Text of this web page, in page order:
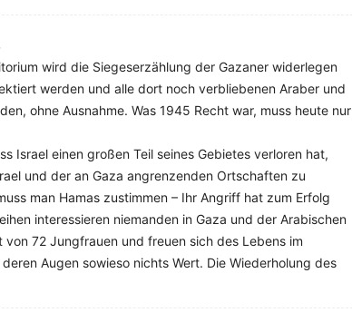
wird die Siegeserzählung der Gazaner widerlegen
werden und alle dort noch verbliebenen Araber und
ohne Ausnahme. Was 1945 Recht war, muss heute nur
Israel einen großen Teil seines Gebietes verloren hat,
und der an Gaza angrenzenden Ortschaften zu
man Hamas zustimmen – Ihr Angriff hat zum Erfolg
interessieren niemanden in Gaza und der Arabischen
72 Jungfrauen und freuen sich des Lebens im
Augen sowieso nichts Wert. Die Wiederholung des